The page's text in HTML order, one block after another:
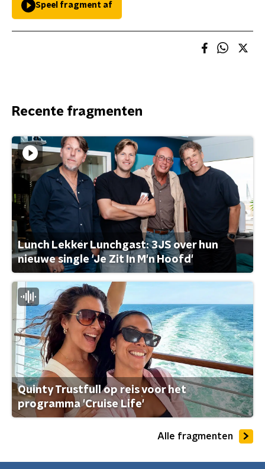
Speel fragment af
Recente fragmenten
Lunch Lekker Lunchgast: 3JS over hun
nieuwe single 'Je Zit In M'n Hoofd'
Quinty Trustfull op reis voor het
programma 'Cruise Life'
Alle fragmenten